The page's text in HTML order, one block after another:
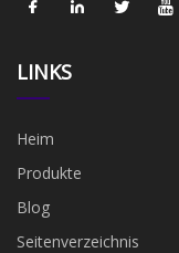
LINKS
Heim
Produkte
Blog
Seitenverzeichnis